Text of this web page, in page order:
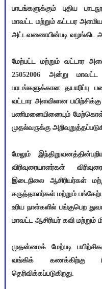
பாடங்களுக்கும் புதிய
மாவட்ட மற்றும் கட்டபர
அட்டவணையின்படி வழங்கிட
மேற்பட்ட மற்றும் வட்டார
25052006 அன்று
பாடங்களுக்கான தயாரிப்பு
வட்டார அளவிலான
பணிமனையினையும்
முதல்வருக்கு
மேலும்
விரிவுரையாளர்கள்
இடைநிலை ஆசிரியர்கள்
கருத்தாளர்கள் மற்றும்
உரிய நாள்களில் பங்குபெற
மாவட்ட ஆசிரியர் கவி மற்றும்
முதன்மைக் மேற்படி
வங்கிக் கணக்கிற்கு
தெரிவிக்கப்படுகிறது.